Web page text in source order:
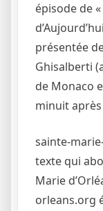
épisode de «
présentée
Ghisalberti
de Monaco
minuit après
sainte-
texte qui
Marie
orleans.org